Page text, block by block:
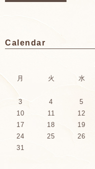
Calendar
月
火 水
3
4 5
10
11 12
17
18 19
24
25 26
31